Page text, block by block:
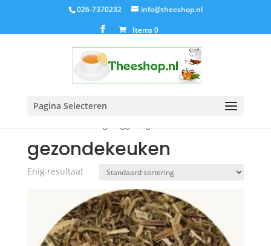
026-7370232
info@theeshop.nl
Items 0
Pagina Selecteren
gezondekeuken
Enig resultaat